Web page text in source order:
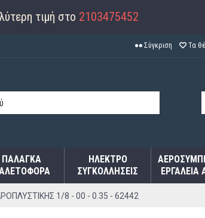
τιμή στο 2103475452
Σύγκριση Τα
ΠΑΛΆΓΚΑ
ΗΛΕΚΤΡΟ
ΣΥΓΚΟΛΛΉΣΕΙΣ
ΕΡΓΑΛΕΊΑ
1/8 - 00 - 0.35 - 62442